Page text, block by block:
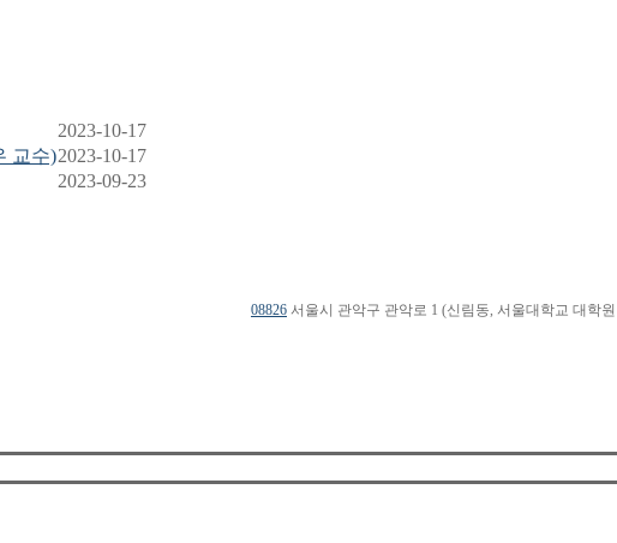
2023-10-17
교수)2023-10-17
2023-09-23
08826 서울시 관악구 관악로 1 (신림동, 서울대학교 대학